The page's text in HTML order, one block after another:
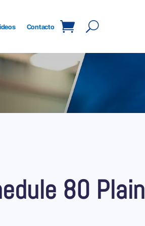
Contacto
80 Plain